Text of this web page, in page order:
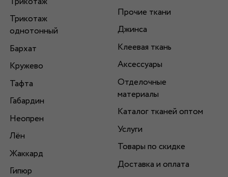
Трикотаж
однотонный
Бархат
Кружево
Тафта
Габардин
Неопрен
Лён
Жаккард
Гипюр
Прочие ткани
Джинса
Клеевая ткань
Аксессуары
Отделочные
материалы
Каталог тканей оптом
Услуги
Товары по скидке
Доставка и оплата